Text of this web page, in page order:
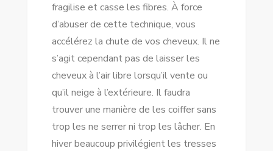
fragilise et casse les fibres. À force
d’abuser de cette technique, vous
accélérez la chute de vos cheveux. Il ne
s’agit cependant pas de laisser les
cheveux à l’air libre lorsqu’il vente ou
qu’il neige à l’extérieure. Il faudra
trouver une manière de les coiffer sans
trop les ne serrer ni trop les lâcher. En
hiver beaucoup privilégient les tresses